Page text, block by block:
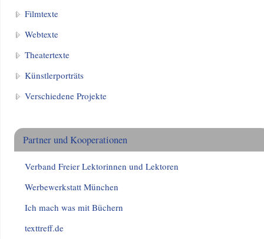
Filmtexte
Webtexte
Theatertexte
Künstlerporträts
Verschiedene Projekte
Partner und Kooperationen
Verband Freier Lektorinnen und Lektoren
Werbewerkstatt München
Ich mach was mit Büchern
texttreff.de